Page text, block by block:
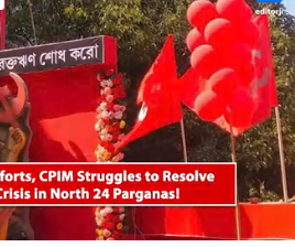
Unmute